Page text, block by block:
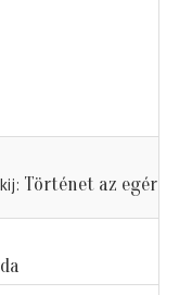
Történet az